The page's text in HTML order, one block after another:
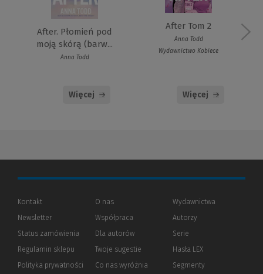
After. Płomień pod
moją skórą (barw...
Anna Todd
Więcej
After Tom 2
Anna Todd
Wydawnictwo Kobiece
Więcej
Kontakt
Newsletter
Status zamówienia
Regulamin sklepu
Polityka prywatności (Nowe
(Link
O nas
Współpraca
Dla autorów(Nowe
(Link
innej
Twoje sugestie
Co nas wyróżnia
Wydawnictwa
Autorzy
Serie
Hasła LEX
Segmenty